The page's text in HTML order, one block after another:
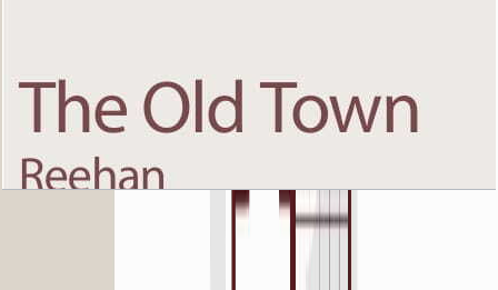
The Old Town Reehan 8, First Floor, 3 BR, Unit 3,